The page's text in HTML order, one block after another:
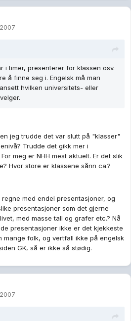
i timer, presenterer for klassen osv.
å finne seg i. Engelsk må man
hvilken universitets- eller
jeg trudde det var slutt på "klasser"
Trudde det gikk mer i
meg er NHH mest aktuelt. Er det slik
Hvor store er klassene sånn ca.?
med endel presentasjoner, og
presentasjoner som det gjerne
med masse tall og grafer etc.? Nå
presentasjoner ikke er det kjekkeste
mange folk, og vertfall ikke på engelsk
GK, så er ikke så stødig.